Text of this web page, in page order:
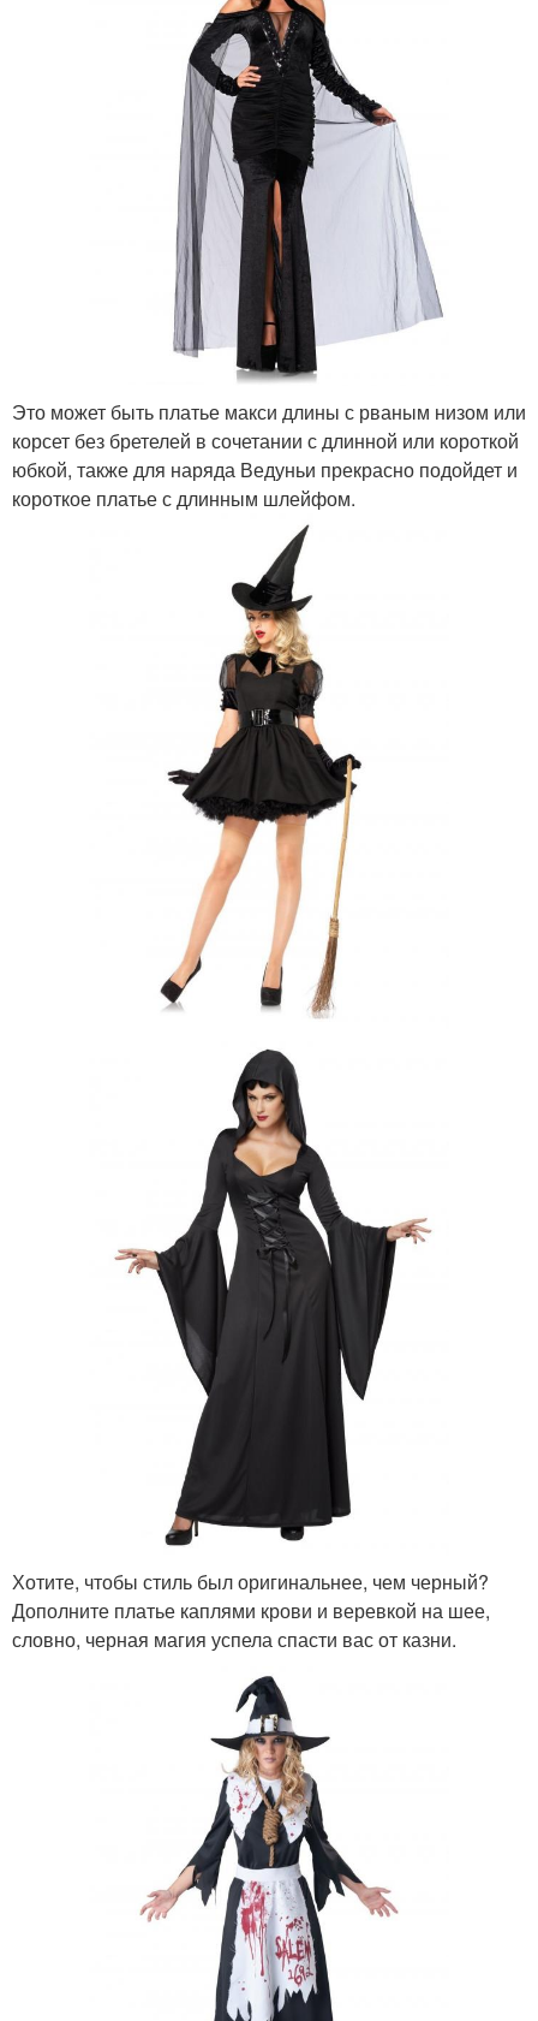
Это может быть платье макси длины с рваным низом или
корсет без бретелей в сочетании с длинной или короткой
юбкой, также для наряда Ведуньи прекрасно подойдет и
короткое платье с длинным шлейфом.
Хотите, чтобы стиль был оригинальнее, чем черный?
Дополните платье каплями крови и веревкой на шее,
словно, черная магия успела спасти вас от казни.